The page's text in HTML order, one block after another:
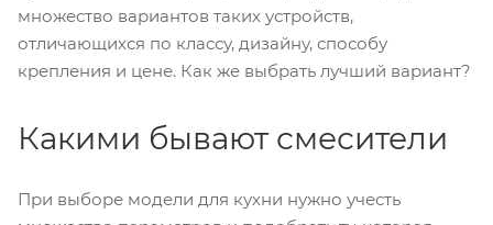
множество вариантов таких устройств,
отличающихся по классу, дизайну, способу
крепления и цене. Как же выбрать лучший вариант?
Какими бывают смесители
При выборе модели для кухни нужно учесть